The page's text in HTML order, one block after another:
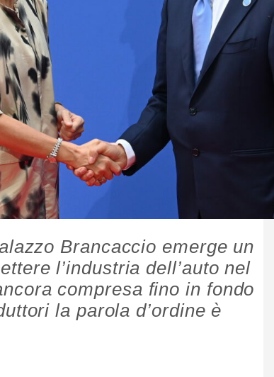
Brancaccio emerge un
l’industria dell’auto nel
compresa fino in fondo
la parola d’ordine è